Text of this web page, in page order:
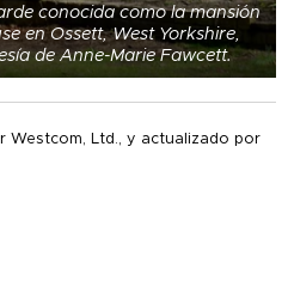
conocida como la mansión
en Ossett, West Yorkshire,
de Anne-Marie Fawcett.
Ltd., y actualizado por